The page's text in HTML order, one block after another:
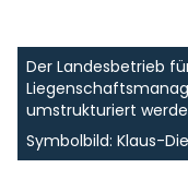
Der Landesbetrieb
umstrukturiert
Symbolbild: Klaus-